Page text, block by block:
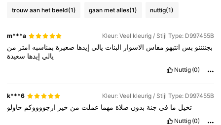
167K Volgers
4.90 167K Volgers
167K Volgers
trouw aan het beeld(1) gaan met alles(1) nuttig(1)
m***a Kleur: Veel kleurig / Stijl Type: D997455B
بجننننو بس انتبهو مقاس الاسوار البنات يالي إيدها صغيرة بمناسبه امتر من
يالي إيدها سعيدة
Nuttig (0)
k***6 Kleur: Veel kleurig / Stijl Type: D997455B
تخيل ما في جنة بدون صلاة مهما عملت من خير ارجووووكم حاولو
Nuttig (0)